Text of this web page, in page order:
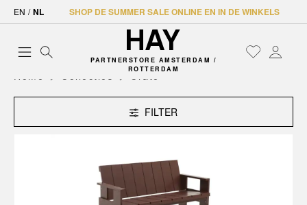
EN / NL SHOP DE SUMMER SALE ONLINE EN IN DE WINKELS
PARTNERSTORE AMSTERDAM /
ROTTERDAM
Home Collecties Crate
FILTER